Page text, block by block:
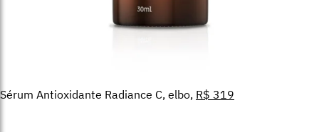
Sérum Antioxidante Radiance C, elbo, R$ 319